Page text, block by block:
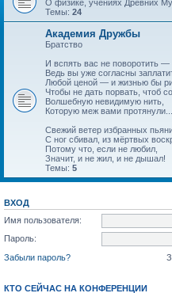
О физике, учениях Древних
Темы: 24
Академия Дружбы
Братство
И вспять вас не поворотить —
Ведь вы уже согласны
Любой ценой — и жизнью бы
Чтобы не дать порвать, чтоб
Волшебную невидимую нить,
Которую меж вами протянули...
Свежий ветер избранных
С ног сбивал, из мёртвых
Потому что, если не любил,
Значит, и не жил, и не дышал!
Темы: 5
ВХОД
Имя пользователя:
Пароль:
Забыли пароль?
КТО СЕЙЧАС НА КОНФЕРЕНЦИИ